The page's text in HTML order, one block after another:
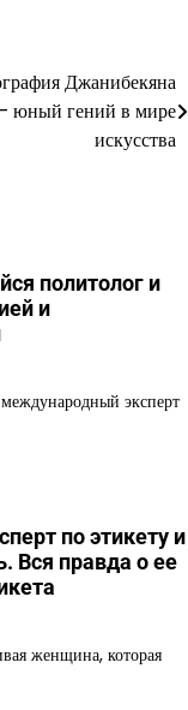
Джанибекяна
юный гений в мире
искусства
политолог и
и
эксперт
по этикету и
Вся правда о ее
женщина, которая